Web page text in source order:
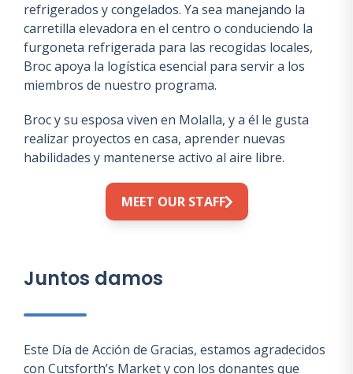
refrigerados y congelados. Ya sea manejando la
carretilla elevadora en el centro o conduciendo la
furgoneta refrigerada para las recogidas locales,
Broc apoya la logística esencial para servir a los
miembros de nuestro programa.
Broc y su esposa viven en Molalla, y a él le gusta
realizar proyectos en casa, aprender nuevas
habilidades y mantenerse activo al aire libre.
MEET OUR STAFF
Juntos damos
Este Día de Acción de Gracias, estamos agradecidos
con Cutsforth’s Market y con los donantes que